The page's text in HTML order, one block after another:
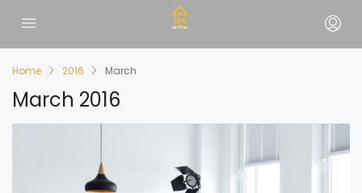
Home 2016 March
March 2016